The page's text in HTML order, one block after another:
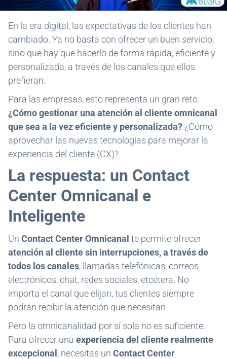
En la era digital, las expectativas de los clientes han
cambiado. Ya no basta con ofrecer un buen servicio,
sino que hay que hacerlo de forma rápida, eficiente y
personalizada, a través de los canales que ellos
prefieran.
Para las empresas, esto representa un gran reto.
¿Cómo gestionar una atención al cliente omnicanal
que sea a la vez eficiente y personalizada? ¿Cómo
aprovechar las nuevas tecnologías para mejorar la
experiencia del cliente (CX)?
La respuesta: un Contact
Center Omnicanal e
Inteligente
Un Contact Center Omnicanal te permite ofrecer
atención al cliente sin interrupciones, a través de
todos los canales, llamadas telefónicas, correos
electrónicos, chat, redes sociales, etcétera. No
importa el canal que elijan, tus clientes siempre
podrán recibir la atención que necesitan.
Pero la omnicanalidad por sí sola no es suficiente.
Para ofrecer una experiencia del cliente realmente
excepcional , necesitas un Contact Center